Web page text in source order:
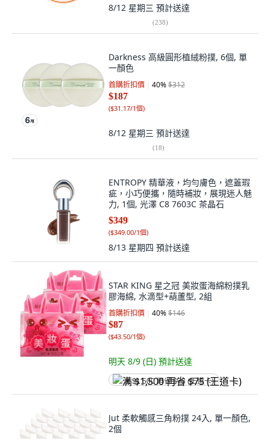
8/12 星期三 預計送達
(238)
Darkness 高級圓形植絨粉撲, 6個, 單
一顏色
首購折扣價 40%$312
$187
($31.17/1個)
8/12 星期三 預計送達
(18)
ENTROPY 精華液，均勻膚色，遮蓋瑕
疵，小巧便攜，隨時補妝，展現迷人魅
力, 1個, 光澤 C8 7603C 茶晶石
$349
($349.00/1個)
8/13 星期四 預計送達
STAR KING 星之冠 美妝蛋海綿粉撲乳
膠海綿, 水滴型+葫蘆型, 2組
首購折扣價 40%$146
$87
($43.50/1個)
明天 8/9 (日) 預計送達
满 $1,500 再省 $75 (王道卡)
Jut 柔軟觸感三角粉撲 24入, 單一顏色,
2個